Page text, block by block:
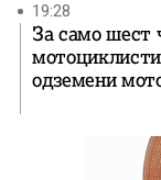
19:28
За само шест
одземени